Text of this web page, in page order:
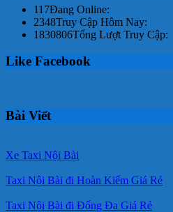
117Đang Online:
2348Truy Cập Hôm Nay:
1830806Tổng Lượt Truy Cập:
Like Facebook
Bài Viết
Xe Taxi Nội Bài
Taxi Nội Bài đi Hoàn Kiếm Giá Rẻ
Taxi Nội Bài đi Đống Đa Giá Rẻ